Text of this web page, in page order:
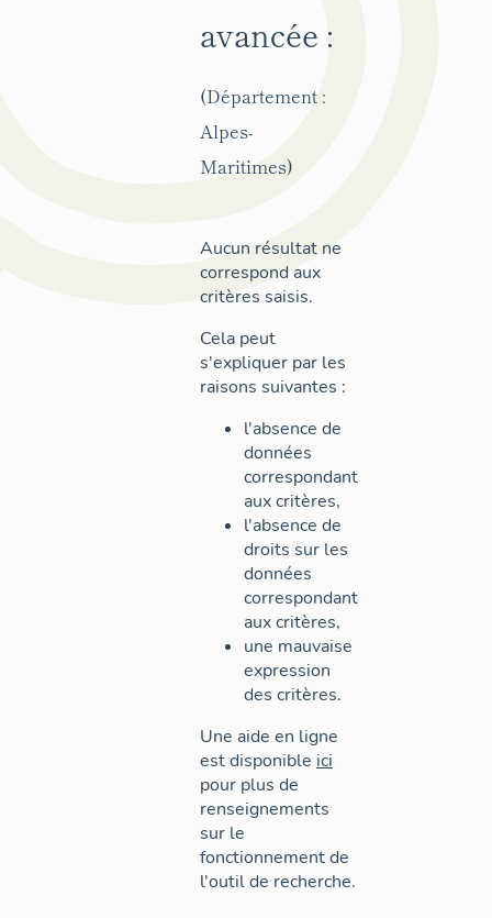
avancée :
(Département :
Alpes-
Maritimes)
Aucun résultat ne
correspond aux
critères saisis.
Cela peut
s'expliquer par les
raisons suivantes :
l'absence de
données
correspondant
aux critères,
l'absence de
droits sur les
données
correspondant
aux critères,
une mauvaise
expression
des critères.
Une aide en ligne
est disponible ici
pour plus de
renseignements
sur le
fonctionnement de
l'outil de recherche.